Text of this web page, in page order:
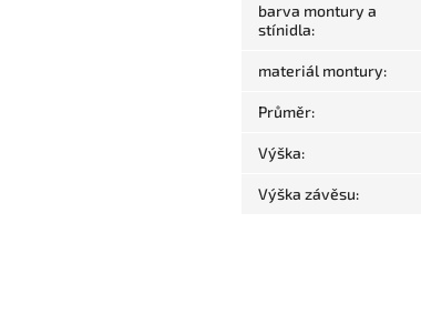
barva montury a
stínidla:
materiál montury:
Průměr:
Výška:
Výška závěsu: